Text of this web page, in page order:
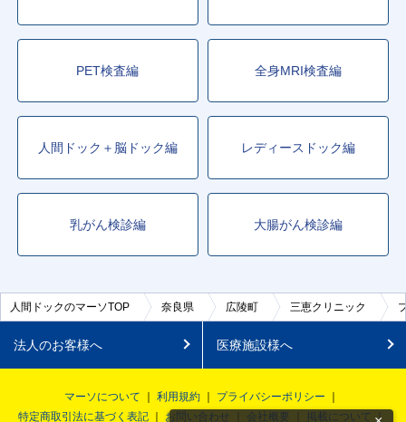
PET検査編 全身MRI検査編
人間ドック＋脳ドック編 レディースドック編
乳がん検診編 大腸がん検診編
人間ドックのマーソTOP 奈良県 広陵町 三恵クリニック
法人のお客様へ 医療施設様へ
マーソについて 利用規約
プライバシーポリシー
特定商取引法に基づく表記
お問い合わせ 会社概要 掲載について